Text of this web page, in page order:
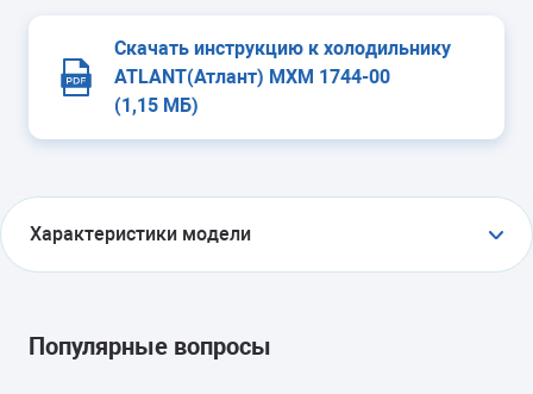
Скачать инструкцию к холодильнику
ATLANT(Атлант) МХМ 1744-00
(1,15 МБ)
Характеристики модели
холодильник с морозильником
Популярные вопросы